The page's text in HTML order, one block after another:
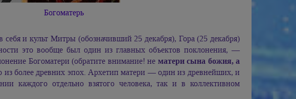
Богоматерь
себя и культ Митры (обозначивший 25 декабря), Гора (25 декабря)
это вообще был один из главных объектов поклонения, —
Богоматери (обратите внимание! не матери сына божия, а
из более древних эпох. Архетип матери — один из древнейших, и
каждого отдельно взятого человека, так и в коллективном